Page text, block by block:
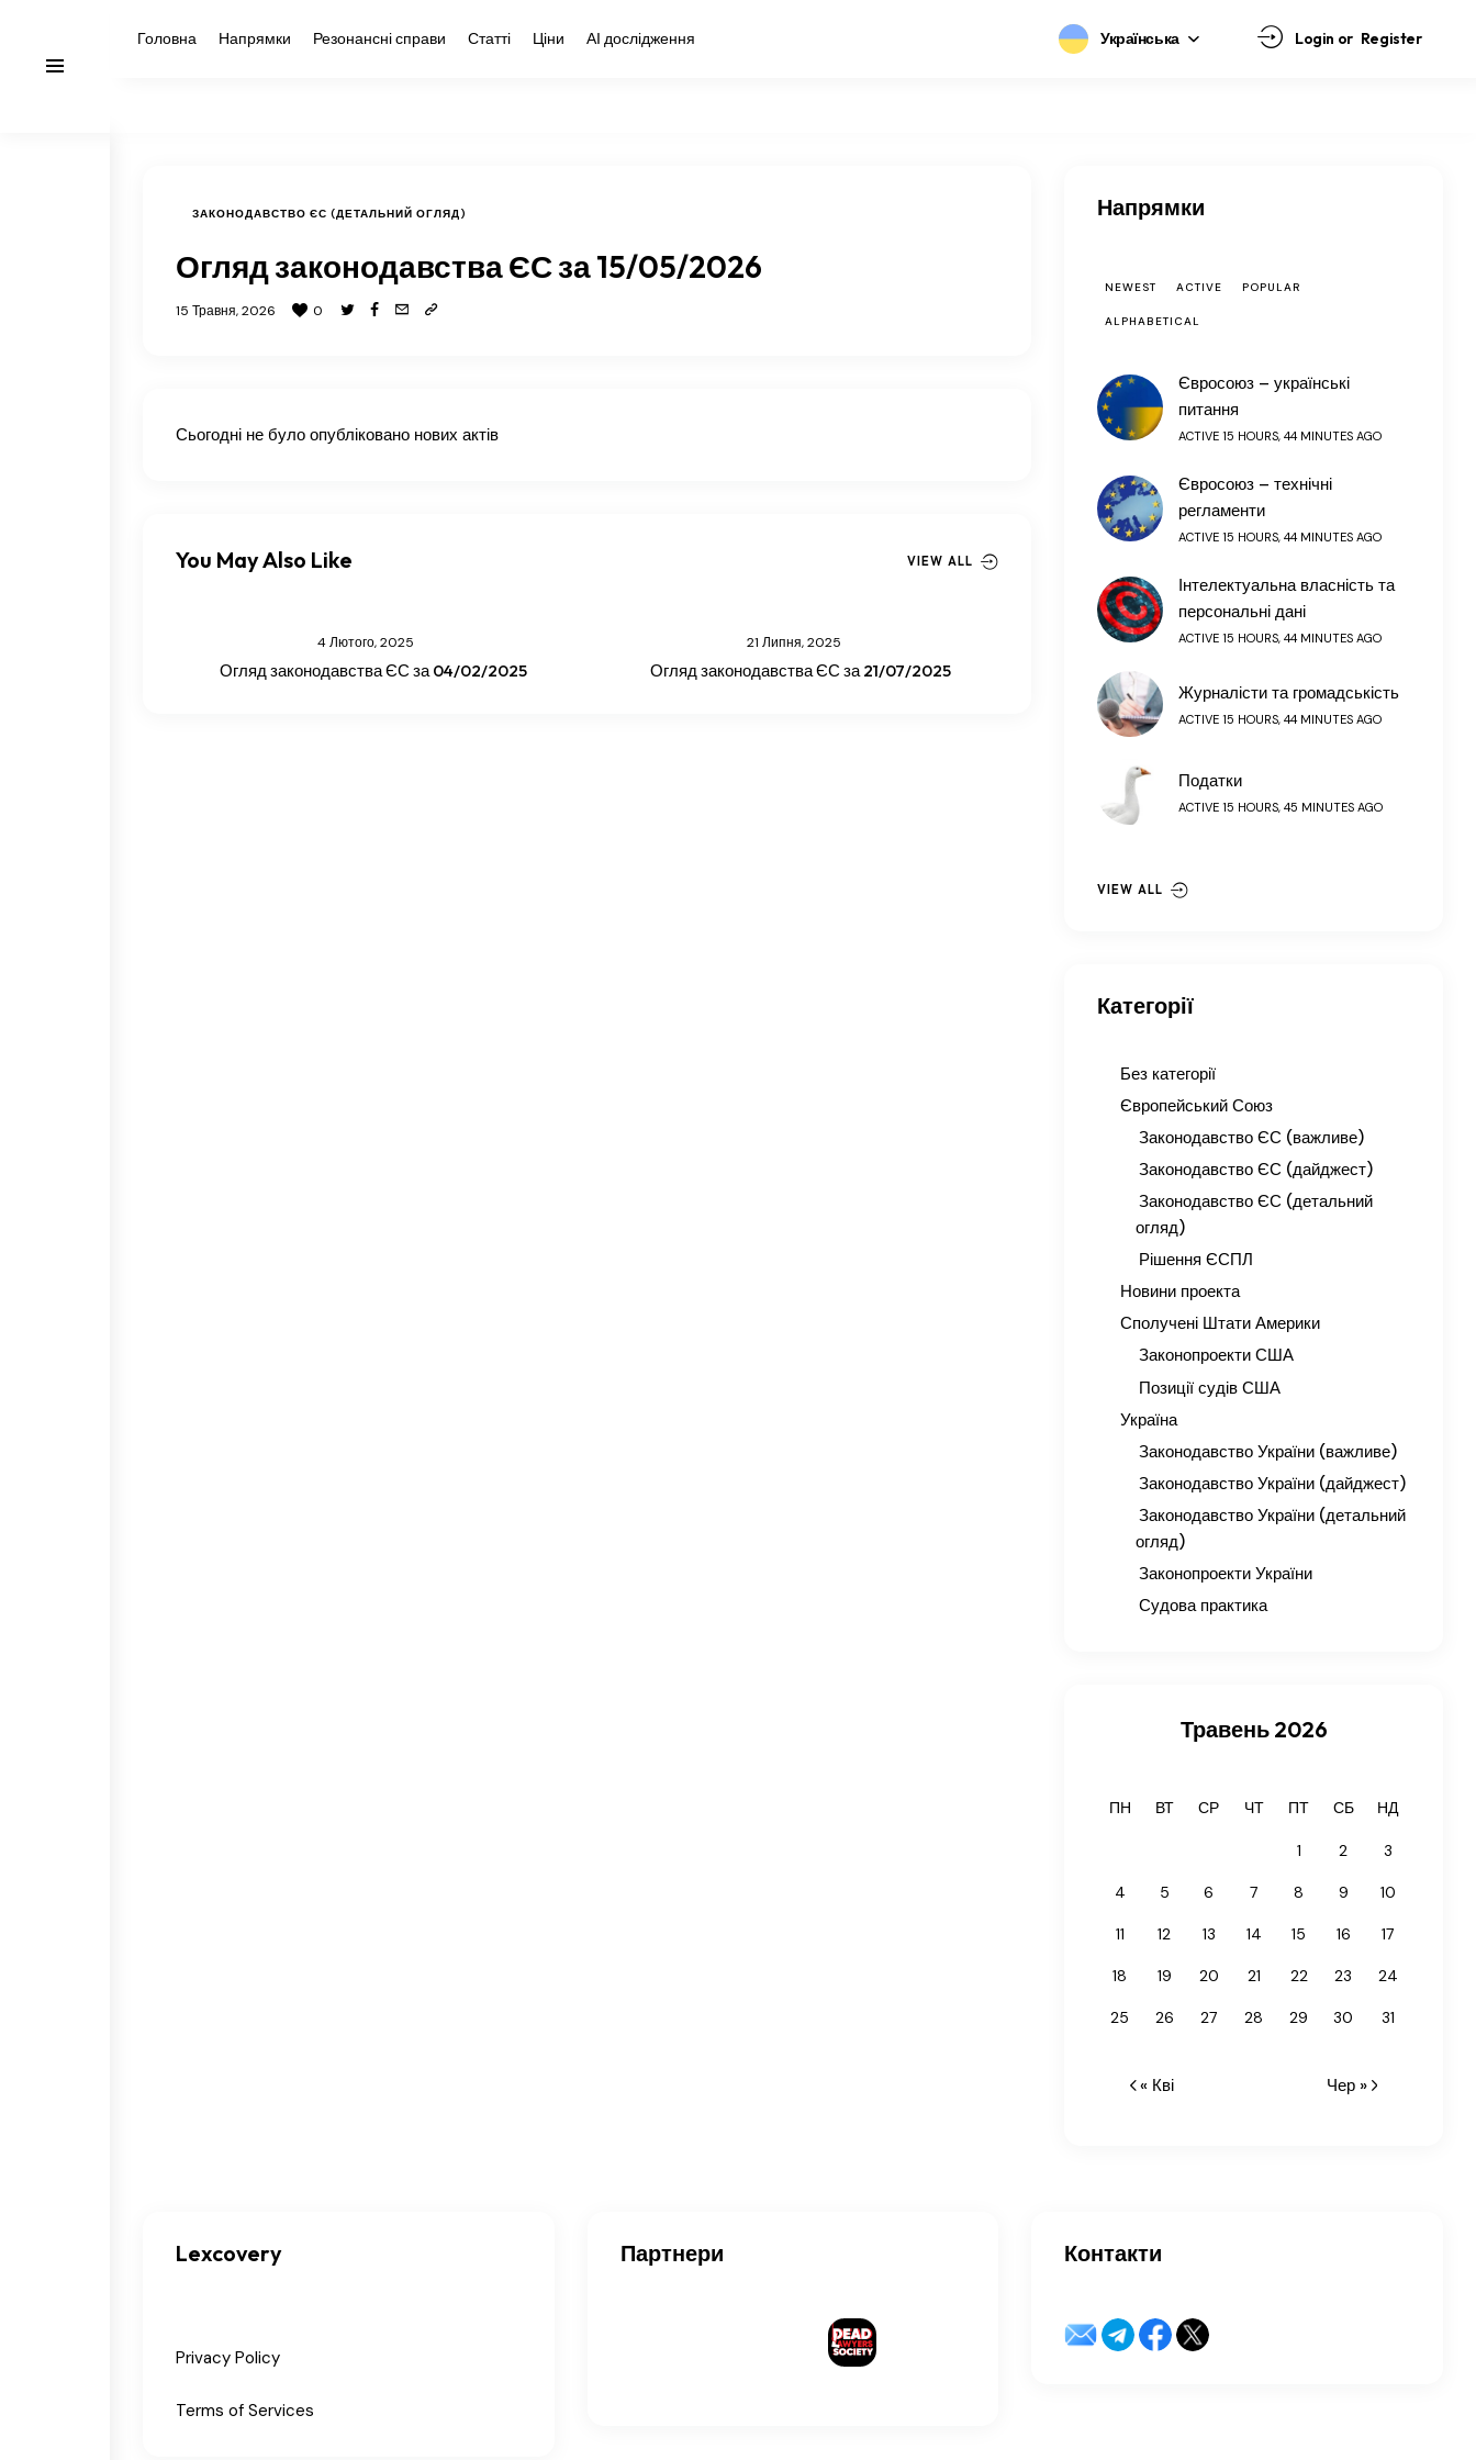
Головна Напрямки Резонансні справи Статті Ціни АІ дослідження Українська Login or Register
ЗАКОНОДАВСТВО ЄС (ДЕТАЛЬНИЙ ОГЛЯД)
Огляд законодавства ЄС за 15/05/2026
15 Травня, 2026 0
Сьогодні не було опубліковано нових актів
You May Also Like VIEW ALL
4 Лютого, 2025
Огляд законодавства ЄС за 04/02/2025
21 Липня, 2025
Огляд законодавства ЄС за 21/07/2025
Напрямки
NEWEST ACTIVE POPULAR
ALPHABETICAL
Євросоюз – українські
питання
ACTIVE 15 HOURS, 44 MINUTES AGO
Євросоюз – технічні
регламенти
ACTIVE 15 HOURS, 44 MINUTES AGO
Інтелектуальна власність та
персональні дані
ACTIVE 15 HOURS, 44 MINUTES AGO
Журналісти та громадськість
ACTIVE 15 HOURS, 44 MINUTES AGO
Податки
ACTIVE 15 HOURS, 45 MINUTES AGO
VIEW ALL
Категорії
Без категорії
Європейський Союз
Законодавство ЄС (важливе)
Законодавство ЄС (дайджест)
Законодавство ЄС (детальний
огляд)
Рішення ЄСПЛ
Новини проекта
Сполучені Штати Америки
Законопроекти США
Позиції судів США
Україна
Законодавство України (важливе)
Законодавство України (дайджест)
Законодавство України (детальний
огляд)
Законопроекти України
Судова практика
Травень 2026
ПН ВТ СР ЧТ ПТ СБ НД
1 2 3
4 5 6 7 8 9 10
11 12 13 14 15 16 17
18 19 20 21 22 23 24
25 26 27 28 29 30 31
« Кві Чер »
Lexcovery
Privacy Policy
Terms of Services
Партнери Контакти